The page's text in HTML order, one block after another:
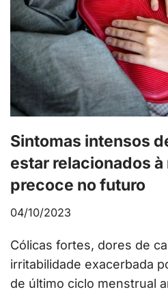
Sintomas intensos
estar relacionados
precoce no futuro
04/10/2023
Cólicas fortes, dores de
irritabilidade exacerbada
de último ciclo menstrual